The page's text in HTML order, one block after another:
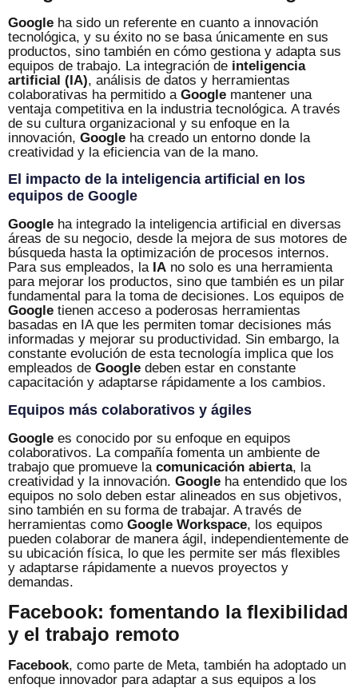
Google ha sido un referente en cuanto a innovación
tecnológica, y su éxito no se basa únicamente en sus
productos, sino también en cómo gestiona y adapta sus
equipos de trabajo. La integración de inteligencia
artificial (IA), análisis de datos y herramientas
colaborativas ha permitido a Google mantener una
ventaja competitiva en la industria tecnológica. A través
de su cultura organizacional y su enfoque en la
innovación, Google ha creado un entorno donde la
creatividad y la eficiencia van de la mano.
El impacto de la inteligencia artificial en los
equipos de Google
Google ha integrado la inteligencia artificial en diversas
áreas de su negocio, desde la mejora de sus motores de
búsqueda hasta la optimización de procesos internos.
Para sus empleados, la IA no solo es una herramienta
para mejorar los productos, sino que también es un pilar
fundamental para la toma de decisiones. Los equipos de
Google tienen acceso a poderosas herramientas
basadas en IA que les permiten tomar decisiones más
informadas y mejorar su productividad. Sin embargo, la
constante evolución de esta tecnología implica que los
empleados de Google deben estar en constante
capacitación y adaptarse rápidamente a los cambios.
Equipos más colaborativos y ágiles
Google es conocido por su enfoque en equipos
colaborativos. La compañía fomenta un ambiente de
trabajo que promueve la comunicación abierta, la
creatividad y la innovación. Google ha entendido que los
equipos no solo deben estar alineados en sus objetivos,
sino también en su forma de trabajar. A través de
herramientas como Google Workspace, los equipos
pueden colaborar de manera ágil, independientemente de
su ubicación física, lo que les permite ser más flexibles
y adaptarse rápidamente a nuevos proyectos y
demandas.
Facebook: fomentando la flexibilidad
y el trabajo remoto
Facebook, como parte de Meta, también ha adoptado un
enfoque innovador para adaptar a sus equipos a los